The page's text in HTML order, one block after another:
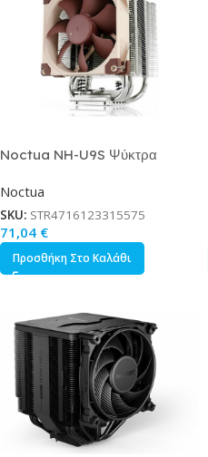
Noctua NH-U9S Ψύκτρα
115x/AM3/AM3 Καφέ
Noctua
SKU: STR4716123315575
71,04 €
Προσθήκη Στο Καλάθι